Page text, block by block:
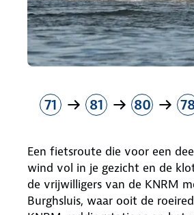
71 81 80
Een fietsroute die voor een
wind vol in je gezicht en de
de vrijwilligers van de KNRM
Burghsluis, waar ooit de